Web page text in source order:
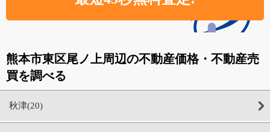
熊本市東区尾ノ上周辺の不動産価格・不動産売
買を調べる
秋津(20)